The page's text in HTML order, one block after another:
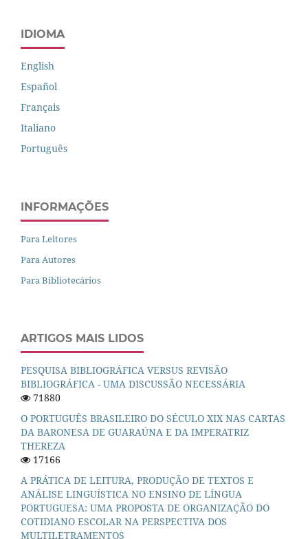
IDIOMA
English
Español
Français
Italiano
Português
INFORMAÇÕES
Para Leitores
Para Autores
Para Bibliotecários
ARTIGOS MAIS LIDOS
PESQUISA BIBLIOGRÁFICA VERSUS REVISÃO
BIBLIOGRÁFICA - UMA DISCUSSÃO NECESSÁRIA
71880
O PORTUGUÊS BRASILEIRO DO SÉCULO XIX NAS CARTAS
DA BARONESA DE GUARAÚNA E DA IMPERATRIZ
THEREZA
17166
A PRÁTICA DE LEITURA, PRODUÇÃO DE TEXTOS E
ANÁLISE LINGUÍSTICA NO ENSINO DE LÍNGUA
PORTUGUESA: UMA PROPOSTA DE ORGANIZAÇÃO DO
COTIDIANO ESCOLAR NA PERSPECTIVA DOS
MULTILETRAMENTOS